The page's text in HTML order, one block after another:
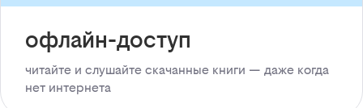
офлайн-доступ
читайте и слушайте скачанные книги — даже когда
нет интернета